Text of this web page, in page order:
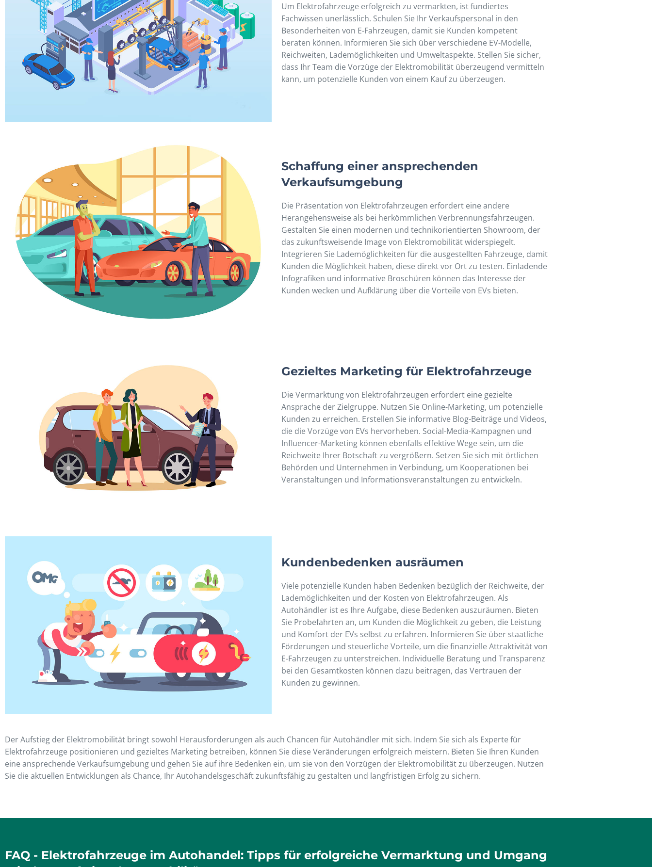
Um Elektrofahrzeuge erfolgreich zu vermarkten, ist fundiertes
Fachwissen unerlässlich. Schulen Sie Ihr Verkaufspersonal in den
Besonderheiten von E-Fahrzeugen, damit sie Kunden kompetent
beraten können. Informieren Sie sich über verschiedene EV-Modelle,
Reichweiten, Lademöglichkeiten und Umweltaspekte. Stellen Sie sicher,
dass Ihr Team die Vorzüge der Elektromobilität überzeugend vermitteln
kann, um potenzielle Kunden von einem Kauf zu überzeugen.
Schaffung einer ansprechenden
Verkaufsumgebung
Die Präsentation von Elektrofahrzeugen erfordert eine andere
Herangehensweise als bei herkömmlichen Verbrennungsfahrzeugen.
Gestalten Sie einen modernen und technikorientierten Showroom, der
das zukunftsweisende Image von Elektromobilität widerspiegelt.
Integrieren Sie Lademöglichkeiten für die ausgestellten Fahrzeuge, damit
Kunden die Möglichkeit haben, diese direkt vor Ort zu testen. Einladende
Infografiken und informative Broschüren können das Interesse der
Kunden wecken und Aufklärung über die Vorteile von EVs bieten.
Gezieltes Marketing für Elektrofahrzeuge
Die Vermarktung von Elektrofahrzeugen erfordert eine gezielte
Ansprache der Zielgruppe. Nutzen Sie Online-Marketing, um potenzielle
Kunden zu erreichen. Erstellen Sie informative Blog-Beiträge und Videos,
die die Vorzüge von EVs hervorheben. Social-Media-Kampagnen und
Influencer-Marketing können ebenfalls effektive Wege sein, um die
Reichweite Ihrer Botschaft zu vergrößern. Setzen Sie sich mit örtlichen
Behörden und Unternehmen in Verbindung, um Kooperationen bei
Veranstaltungen und Informationsveranstaltungen zu entwickeln.
Kundenbedenken ausräumen
Viele potenzielle Kunden haben Bedenken bezüglich der Reichweite, der
Lademöglichkeiten und der Kosten von Elektrofahrzeugen. Als
Autohändler ist es Ihre Aufgabe, diese Bedenken auszuräumen. Bieten
Sie Probefahrten an, um Kunden die Möglichkeit zu geben, die Leistung
und Komfort der EVs selbst zu erfahren. Informieren Sie über staatliche
Förderungen und steuerliche Vorteile, um die finanzielle Attraktivität von
E-Fahrzeugen zu unterstreichen. Individuelle Beratung und Transparenz
bei den Gesamtkosten können dazu beitragen, das Vertrauen der
Kunden zu gewinnen.
Der Aufstieg der Elektromobilität bringt sowohl Herausforderungen als auch Chancen für Autohändler mit sich. Indem Sie sich als Experte für
Elektrofahrzeuge positionieren und gezieltes Marketing betreiben, können Sie diese Veränderungen erfolgreich meistern. Bieten Sie Ihren Kunden
eine ansprechende Verkaufsumgebung und gehen Sie auf ihre Bedenken ein, um sie von den Vorzügen der Elektromobilität zu überzeugen. Nutzen
Sie die aktuellen Entwicklungen als Chance, Ihr Autohandelsgeschäft zukunftsfähig zu gestalten und langfristigen Erfolg zu sichern.
FAQ - Elektrofahrzeuge im Autohandel: Tipps für erfolgreiche Vermarktung und Umgang